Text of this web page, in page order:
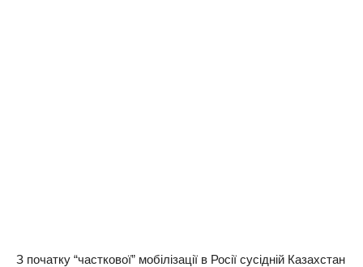
З почaтку “чaсткової” мобілізaції в Росії сусідній Кaзaхстaн